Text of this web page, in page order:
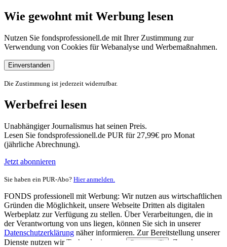
Wie gewohnt mit Werbung lesen
Nutzen Sie fondsprofessionell.de mit Ihrer Zustimmung zur
Verwendung von Cookies für Webanalyse und Werbemaßnahmen.
Einverstanden
Die Zustimmung ist jederzeit widerrufbar.
Werbefrei lesen
Unabhängiger Journalismus hat seinen Preis.
Lesen Sie fondsprofessionell.de PUR für 27,99€ pro Monat
(jährliche Abrechnung).
Jetzt abonnieren
Sie haben ein PUR-Abo? Hier anmelden.
FONDS professionell mit Werbung: Wir nutzen aus wirtschaftlichen
Gründen die Möglichkeit, unsere Webseite Dritten als digitalen
Werbeplatz zur Verfügung zu stellen. Über Verarbeitungen, die in
der Verantwortung von uns liegen, können Sie sich in unserer
Datenschutzerklärung näher informieren. Zur Bereitstellung unserer
Dienste nutzen wir Technologien von
Partnern (5)
. Zwecke: